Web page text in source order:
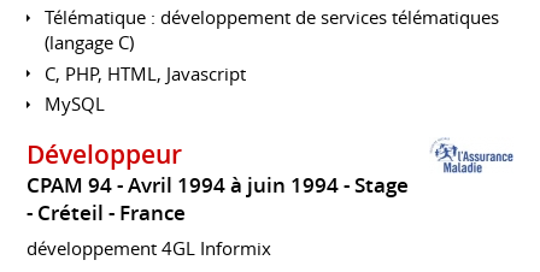
Télématique : développement de services télématiques
(langage C)
C, PHP, HTML, Javascript
MySQL
Développeur
CPAM 94 Avril 1994 à juin 1994 Stage
Créteil
France
développement 4GL Informix